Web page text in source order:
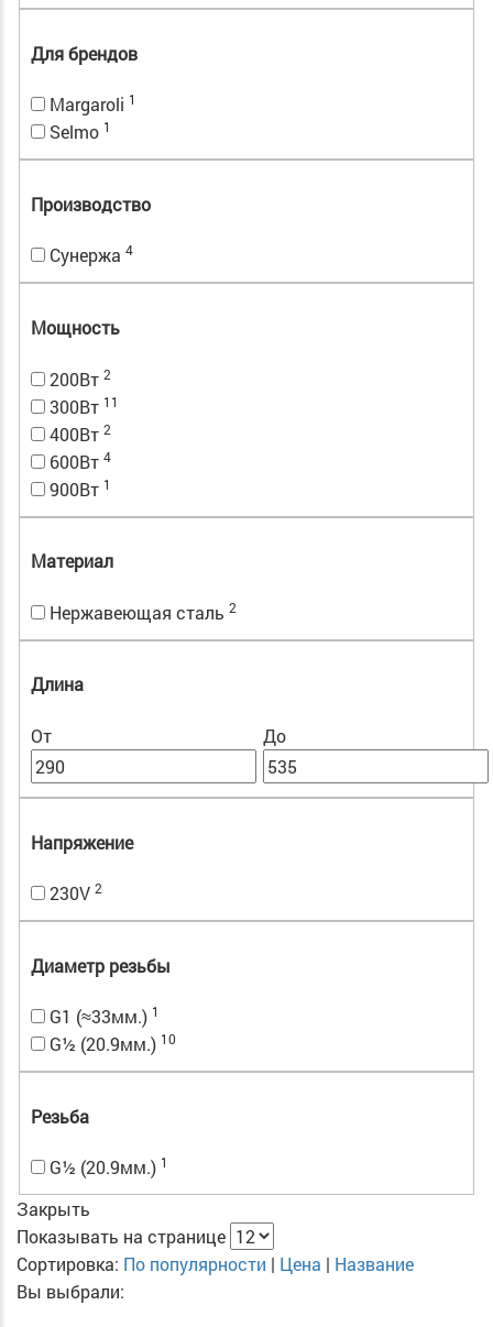
Для брендов
Margaroli 1
Selmo 1
Производство
Сунержа 4
Мощность
200Вт 2
300Вт 11
400Вт 2
600Вт 4
900Вт 1
Материал
Нержавеющая сталь 2
Длина
От До
Напряжение
230V 2
Диаметр резьбы
G1 (≈33мм.) 1
G½ (20.9мм.) 10
Резьба
G½ (20.9мм.) 1
Закрыть
Показывать на странице
Сортировка: По популярности | Цена | Название
Вы выбрали: